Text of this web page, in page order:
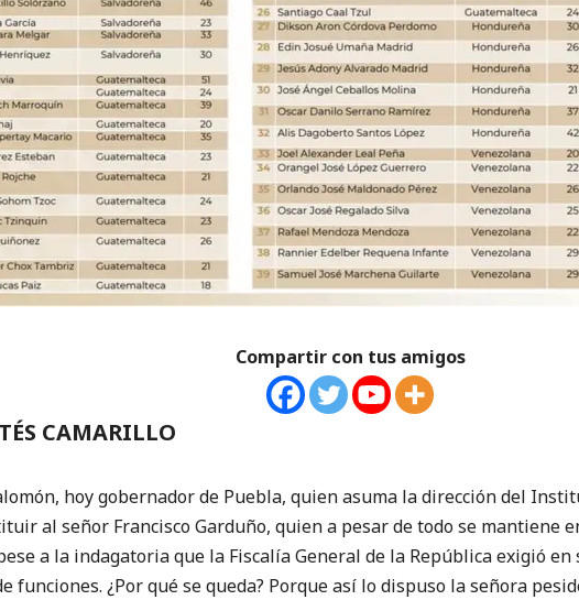
Compartir con tus amigos
CAMARILLO
hoy gobernador de Puebla, quien asuma la dirección del
al señor Francisco Garduño, quien a pesar de todo se mantiene
a la indagatoria que la Fiscalía General de la República exigió
funciones. ¿Por qué se queda? Porque así lo dispuso la señora